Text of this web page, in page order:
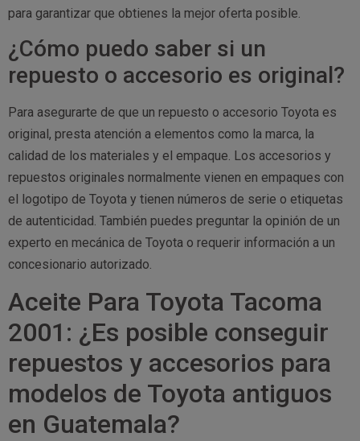
para garantizar que obtienes la mejor oferta posible.
¿Cómo puedo saber si un
repuesto o accesorio es original?
Para asegurarte de que un repuesto o accesorio Toyota es
original, presta atención a elementos como la marca, la
calidad de los materiales y el empaque. Los accesorios y
repuestos originales normalmente vienen en empaques con
el logotipo de Toyota y tienen números de serie o etiquetas
de autenticidad. También puedes preguntar la opinión de un
experto en mecánica de Toyota o requerir información a un
concesionario autorizado.
Aceite Para Toyota Tacoma
2001: ¿Es posible conseguir
repuestos y accesorios para
modelos de Toyota antiguos
en Guatemala?